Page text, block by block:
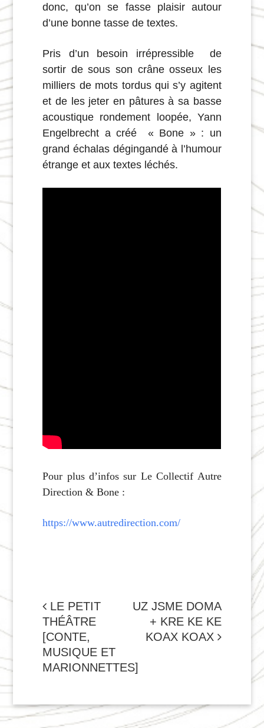
donc, qu’on se fasse plaisir autour
d’une bonne tasse de textes.
Pris d’un besoin irrépressible de
sortir de sous son crâne osseux les
milliers de mots tordus qui s’y agitent
et de les jeter en pâtures à sa basse
acoustique rondement loopée, Yann
Engelbrecht a créé « Bone » : un
grand échalas dégingandé à l’humour
étrange et aux textes léchés.
Pour plus d’infos sur Le Collectif Autre
Direction & Bone :
https://www.autredirection.com/
NAVIGATION
DE
L'ARTICLE
LE PETIT
THÉÂTRE
[CONTE,
MUSIQUE ET
MARIONNETTES]
UZ JSME DOMA
+ KRE KE KE
KOAX KOAX